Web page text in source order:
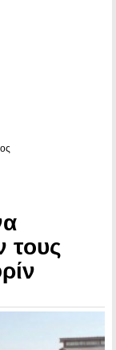
τους